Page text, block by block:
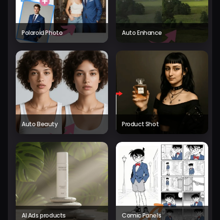
Polaroid Photo Auto Enhance
Auto Beauty Product Shot
AI Ads products Comic Panels